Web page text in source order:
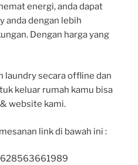
energi, anda dapat
anda dengan lebih
Dengan harga yang
laundry secara offline dan
keluar rumah kamu bisa
website kami.
link di bawah ini :